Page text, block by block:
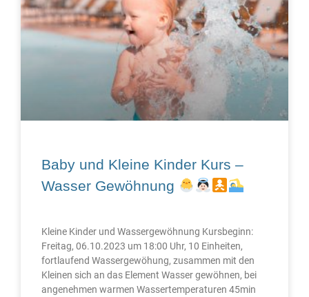
Baby und Kleine Kinder Kurs –
Wasser Gewöhnung
Kleine Kinder und Wassergewöhnung Kursbeginn:
Freitag, 06.10.2023 um 18:00 Uhr, 10 Einheiten,
fortlaufend Wassergewöhung, zusammen mit den
Kleinen sich an das Element Wasser gewöhnen, bei
angenehmen warmen Wassertemperaturen 45min